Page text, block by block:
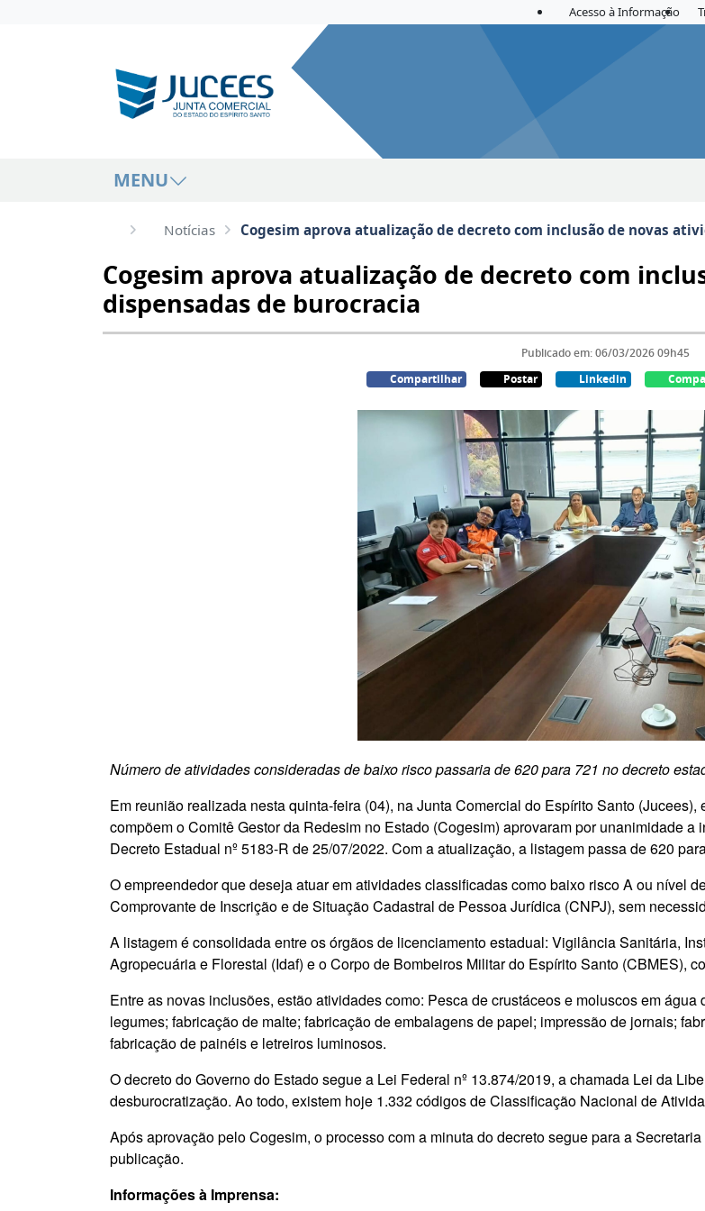
Acesso à Informação
MENU
Notícias Cogesim aprova atualização de decreto com inclusão de novas
Cogesim aprova atualização de decreto com
dispensadas de burocracia
Publicado em: 06/03/2026 09h45
Compartilhar
Postar Linkedin
Número de atividades consideradas de baixo risco passaria de 620 para 721 no decreto
Em reunião realizada nesta quinta-feira (04), na Junta Comercial do Espírito Santo
compõem o Comitê Gestor da Redesim no Estado (Cogesim) aprovaram por unanimidade
Decreto Estadual nº 5183-R de 25/07/2022. Com a atualização, a listagem passa de 620
O empreendedor que deseja atuar em atividades classificadas como baixo risco A ou nível
Comprovante de Inscrição e de Situação Cadastral de Pessoa Jurídica (CNPJ), sem
A listagem é consolidada entre os órgãos de licenciamento estadual: Vigilância Sanitária,
Agropecuária e Florestal (Idaf) e o Corpo de Bombeiros Militar do Espírito Santo (CBMES),
Entre as novas inclusões, estão atividades como: Pesca de crustáceos e moluscos em
legumes; fabricação de malte; fabricação de embalagens de papel; impressão de jornais;
fabricação de painéis e letreiros luminosos.
O decreto do Governo do Estado segue a Lei Federal nº 13.874/2019, a chamada Lei da
desburocratização. Ao todo, existem hoje 1.332 códigos de Classificação Nacional de
Após aprovação pelo Cogesim, o processo com a minuta do decreto segue para a
publicação.
Informações à Imprensa: